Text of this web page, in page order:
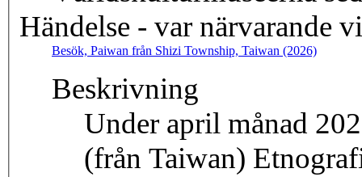
Händelse - var närvarande
Besök, Paiwan från Shizi Township, Taiwan (2026)
Beskrivning
Under april månad
(från Taiwan)